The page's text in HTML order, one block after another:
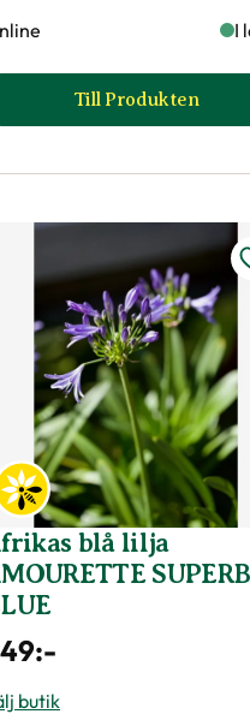
I
Till Produkten
till
blå lilja
SUPERB
:-
butik